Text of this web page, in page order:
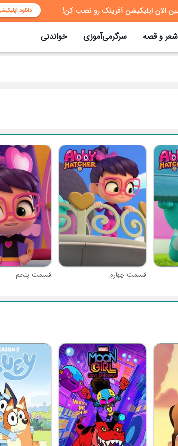
شعر و قصه سرگرمی‌آموزی خواندنی
قسمت چهارم قسمت پنجم